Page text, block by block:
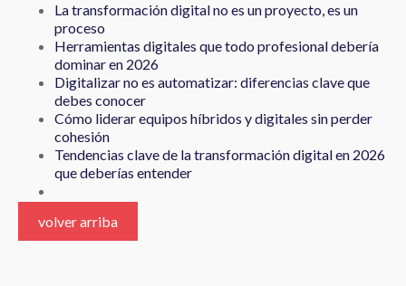
La transformación digital no es un proyecto, es un
proceso
Herramientas digitales que todo profesional debería
dominar en 2026
Digitalizar no es automatizar: diferencias clave que
debes conocer
Cómo liderar equipos híbridos y digitales sin perder
cohesión
Tendencias clave de la transformación digital en 2026
que deberías entender
volver arriba